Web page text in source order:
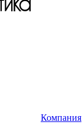
Компания